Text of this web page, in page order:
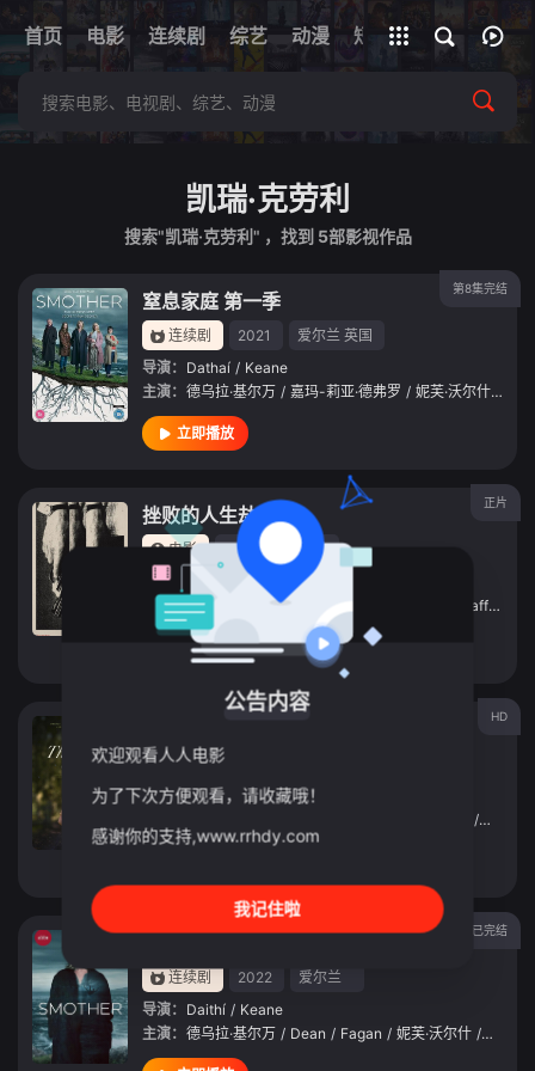
首页 电影 连续剧 综艺 动漫 短剧 网址
全部影片
凯瑞·克劳利
搜索"凯瑞·克劳利" ，找到 5部影视作品
第8集完结
窒息家庭 第一季
连续剧 2021 爱尔兰 英国
导演： Dathaí / Keane
主演： 德乌拉·基尔万 / 嘉玛-莉亚·德弗罗 / 妮芙·沃尔什 /
立即播放
正片
挫败的人生劫案
电影 2025
爱尔兰
导演：
McCann
主演：凯瑞·克劳利 布里德·布伦南 Gaffney
立即播放
HD
电影 2022
导演：科尔姆·拜瑞德
/ 迈克尔
已完结
连续剧 2022
爱尔兰
导演： Daithí / Keane
主演： 德乌拉·基尔万 / Dean / Fagan / 妮芙·沃尔什 / James
公告内容
欢迎观看人人电影
为了下次方便观看，请收藏哦！
感谢你的支持,www.rrhdy.com
我记住啦